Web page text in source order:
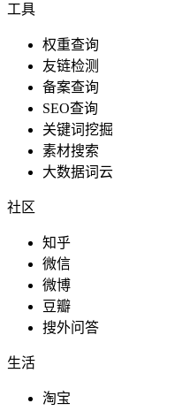
工具
权重查询
友链检测
备案查询
SEO查询
关键词挖掘
素材搜索
大数据词云
社区
知乎
微信
微博
豆瓣
搜外问答
生活
淘宝